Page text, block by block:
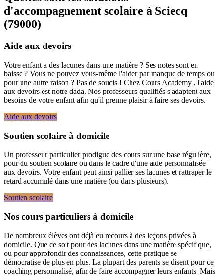
d'accompagnement scolaire à Sciecq
(79000)
Aide aux devoirs
Votre enfant a des lacunes dans une matière ? Ses notes sont en
baisse ? Vous ne pouvez vous-même l'aider par manque de temps ou
pour une autre raison ? Pas de soucis ! Chez Cours Academy , l'aide
aux devoirs est notre dada. Nos professeurs qualifiés s'adaptent aux
besoins de votre enfant afin qu'il prenne plaisir à faire ses devoirs.
Aide aux devoirs
Soutien scolaire à domicile
Un professeur particulier prodigue des cours sur une base régulière,
pour du soutien scolaire ou dans le cadre d'une aide personnalisée
aux devoirs. Votre enfant peut ainsi pallier ses lacunes et rattraper le
retard accumulé dans une matière (ou dans plusieurs).
Soutien scolaire
Nos cours particuliers à domicile
De nombreux élèves ont déjà eu recours à des leçons privées à
domicile. Que ce soit pour des lacunes dans une matière spécifique,
ou pour approfondir des connaissances, cette pratique se
démocratise de plus en plus. La plupart des parents se disent pour ce
coaching personnalisé, afin de faire accompagner leurs enfants. Mais